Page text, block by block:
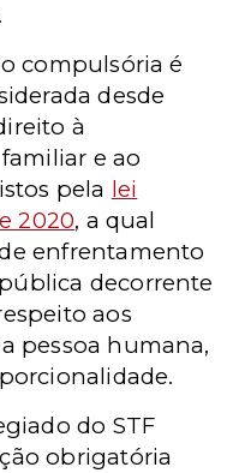
compulsória é
desde
à
e ao
pela lei
2020, a qual
enfrentamento
decorrente
aos
pessoa humana,
do STF
obrigatória